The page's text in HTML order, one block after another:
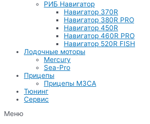
РИБ Навигатор
Навигатор 370R
Навигатор 380R PRO
Навигатор 450R
Навигатор 460R PRO
Навигатор 520R FISH
Лодочные моторы
Mercury
Sea-Pro
Прицепы
Прицепы МЗСА
Тюнинг
Сервис
Меню